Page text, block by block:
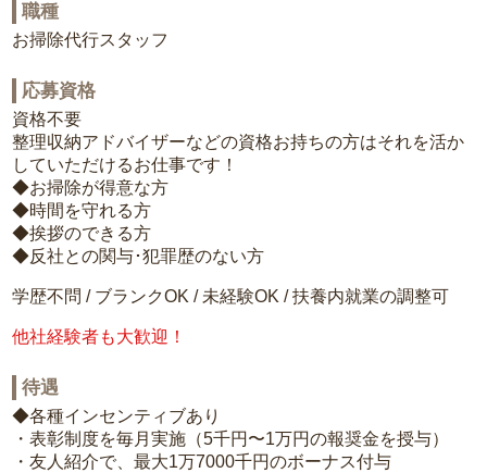
職種
お掃除代行スタッフ
応募資格
資格不要
整理収納アドバイザーなどの資格お持ちの方はそれを活か
していただけるお仕事です！
◆お掃除が得意な方
◆時間を守れる方
◆挨拶のできる方
◆反社との関与･犯罪歴のない方
学歴不問 / ブランクOK / 未経験OK / 扶養内就業の調整可
他社経験者も大歓迎！
待遇
◆各種インセンティブあり
・表彰制度を毎月実施（5千円〜1万円の報奨金を授与）
・友人紹介で、最大1万7000千円のボーナス付与